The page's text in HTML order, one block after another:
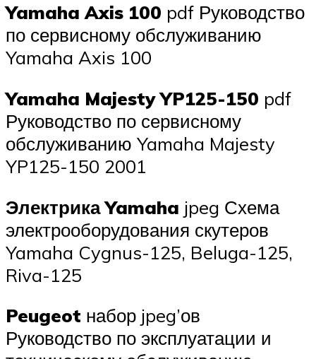
Yamaha Axis 100 pdf Руководство
по сервисному обслуживанию
Yamaha Axis 100
Yamaha Majesty YP125-150 pdf
Руководство по сервисному
обслуживанию Yamaha Majesty
YP125-150 2001
Электрика Yamaha jpeg Схема
электрооборудования скутеров
Yamaha Cygnus-125, Beluga-125,
Riva-125
Peugeot набор jpeg’ов
Руководство по эксплуатации и